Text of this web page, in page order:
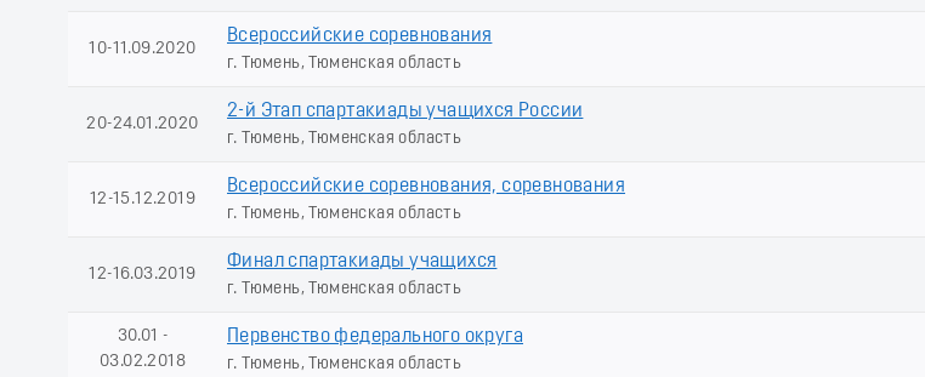
10-11.09.2020
Всероссийские соревнования
г. Тюмень, Тюменская область
20-24.01.2020
2-й Этап спартакиады учащихся России
г. Тюмень, Тюменская область
12-15.12.2019
Всероссийские соревнования, соревнования
г. Тюмень, Тюменская область
12-16.03.2019
Финал спартакиады учащихся
г. Тюмень, Тюменская область
30.01 -
03.02.2018
Первенство федерального округа
г. Тюмень, Тюменская область